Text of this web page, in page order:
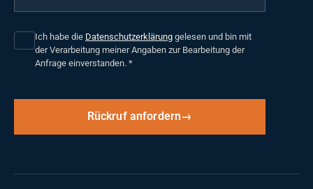
Ich habe die Datenschutzerklärung gelesen und bin mit
der Verarbeitung meiner Angaben zur Bearbeitung der
Anfrage einverstanden. *
Rückruf anfordern